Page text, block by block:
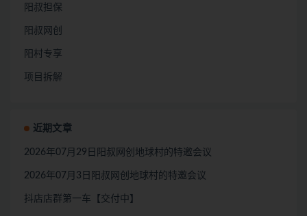
阳叔担保
阳叔网创
阳村专享
项目拆解
近期文章
2026年07月29日阳叔网创地球村的特邀会议
2026年07月3日阳叔网创地球村的特邀会议
抖店店群第一车【交付中】